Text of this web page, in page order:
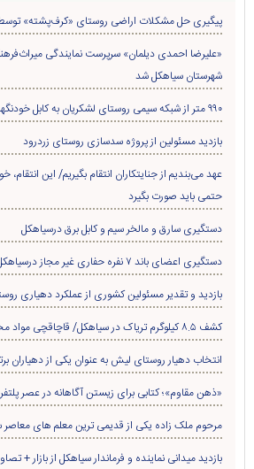
پیگیری حل مشکلات اراضی روستای «کرف‌پشته»
«علیرضا احمدی دیلمان» سرپرست نمایندگی
شهرستان سیاهکل شد
۹۹۰ متر از شبکه سیمی روستای لشکریان به کابل خودنگهدار ارتقاء یافت
بازدید مسئولین از پروژه سدسازی روستای زردرود
عهد می‌بندیم از جنایتکاران انتقام بگیریم/ این
حتمی باید صورت بگیرد
دستگیری سارق و مالخر سیم و کابل برق درسیاهکل
دستگیری اعضای باند ۷ نفره حفاری غير مجاز درسیاهکل
بازدید و تقدیر مسئولین کشوری از عملکرد دهیاری
کشف ۸.۵ کیلوگرم تریاک در سیاهکل/ قاچاقچی مواد مخدر دستگیر شد
انتخاب دهیار روستای لیش به عنوان یکی از دهیاران
«ذهن مقاوم»؛ کتابی برای زیستن آگاهانه در عصر
مرحوم ملک زاده یکی از قدیمی ترین معلم های
بازدید میدانی نماینده و فرماندار سیاهکل از بازار +